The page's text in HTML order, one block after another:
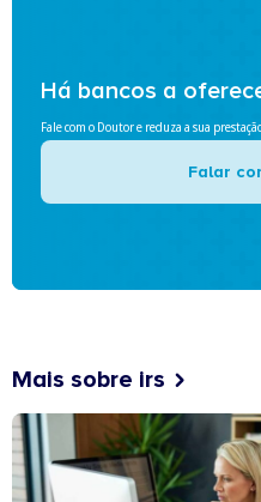
Há bancos a
Fale com o Doutor e reduza a sua
Falar
Mais sobre irs